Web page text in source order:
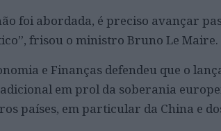
foi abordada, é preciso avançar
frisou o ministro Bruno Le Maire.
e Finanças defendeu que o
em prol da soberania
países, em particular da China e